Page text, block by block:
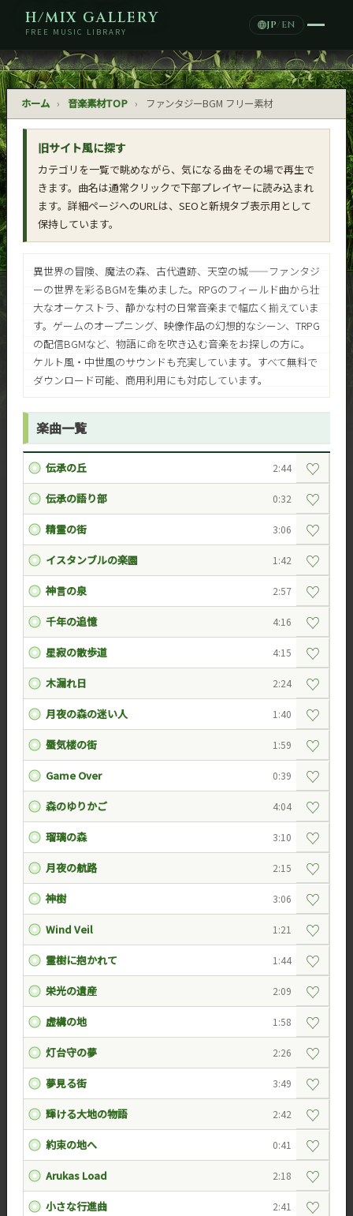
H/MIX GALLERY
FREE MUSIC LIBRARY
JP/ EN
ホーム › 音楽素材TOP › ファンタジーBGM フリー素材
ファンタジーBGM フリー素材
Fantasy BGM — Free Music
256曲のフリーBGM
旧サイト風に探す
カテゴリを一覧で眺めながら、気になる曲をその場で再生で
きます。曲名は通常クリックで下部プレイヤーに読み込まれ
ます。詳細ページへのURLは、SEOと新規タブ表示用として
保持しています。
異世界の冒険、魔法の森、古代遺跡、天空の城——ファンタジ
ーの世界を彩るBGMを集めました。RPGのフィールド曲から壮
大なオーケストラ、静かな村の日常音楽まで幅広く揃えていま
す。ゲームのオープニング、映像作品の幻想的なシーン、TRPG
の配信BGMなど、物語に命を吹き込む音楽をお探しの方に。
ケルト風・中世風のサウンドも充実しています。すべて無料で
ダウンロード可能、商用利用にも対応しています。
楽曲一覧
伝承の丘 2:44 ♡
伝承の語り部 0:32 ♡
精霊の街 3:06 ♡
イスタンブルの楽園 1:42 ♡
神言の泉 2:57 ♡
千年の追憶 4:16 ♡
星寂の散歩道 4:15 ♡
木漏れ日 2:24 ♡
月夜の森の迷い人 1:40 ♡
蜃気楼の街 1:59 ♡
Game Over 0:39 ♡
森のゆりかご 4:04 ♡
瑠璃の森 3:10 ♡
月夜の航路 2:15 ♡
神樹 3:06 ♡
Wind Veil 1:21 ♡
霊樹に抱かれて 1:44 ♡
栄光の遺産 2:09 ♡
虚構の地 1:58 ♡
灯台守の夢 2:26 ♡
夢見る街 3:49 ♡
輝ける大地の物語 2:42 ♡
約束の地へ 0:41 ♡
Arukas Load 2:18 ♡
小さな行進曲 2:41 ♡